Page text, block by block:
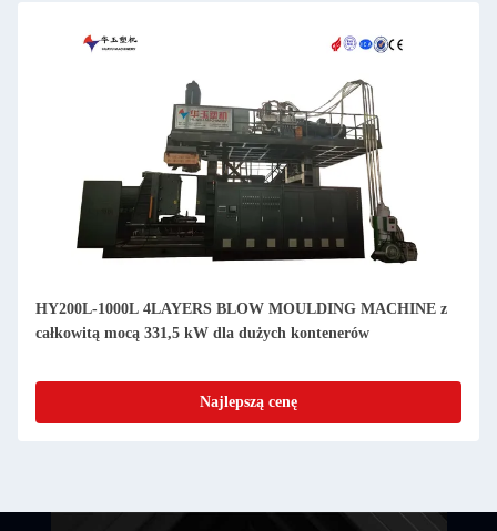
HY200L-1000L 4LAYERS BLOW MOULDING MACHINE z
całkowitą mocą 331,5 kW dla dużych kontenerów
Najlepszą cenę